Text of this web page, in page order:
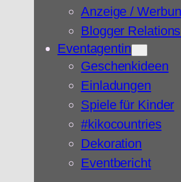
Anzeige /
Blogger
Eventagentin
Geschenkideen
Einladungen
Spiele für Kinder
#kikocountries
Dekoration
Eventbericht